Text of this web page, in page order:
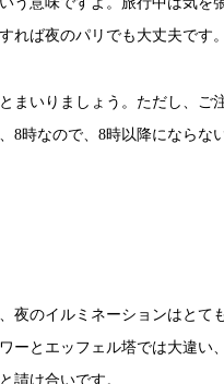
れば夜のパリでも大丈夫です。
まいりましょう。ただし、ご
8時なので、8時以降にならな
夜のイルミネーションはとて
ーとエッフェル塔では大違い
請け合いです。